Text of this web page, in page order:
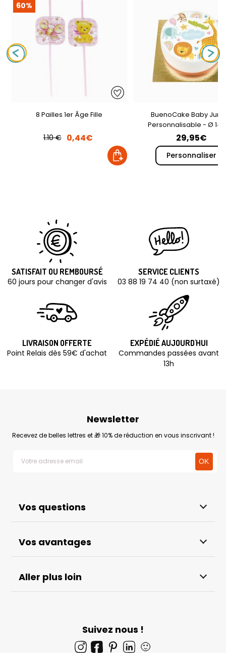
60%
8 Pailles 1er Âge Fille
1.10 € 0,44€
BuenoCake Baby
Personnalisable - Ø 14
29,95€
Personnaliser
SATISFAIT OU REMBOURSÉ
60 jours pour changer d'avis
SERVICE CLIENTS
03 88 19 74 40 (non surtaxé)
LIVRAISON OFFERTE
Point Relais dès 59€ d'achat
EXPÉDIÉ AUJOURD'HUI
Commandes passées avant
13h
Vos questions
Vos avantages
Aller plus loin
Newsletter
Recevez de belles lettres et 🎁 10% de réduction en vous inscrivant !
Suivez nous !
🙂